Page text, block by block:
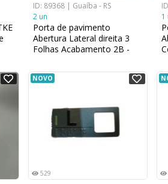
ID: 89368 | Guaíba - RS
2 un
Porta de pavimento
Abertura Lateral direita 3
Folhas Acabamento 2B -
operador
1
NOVO
529